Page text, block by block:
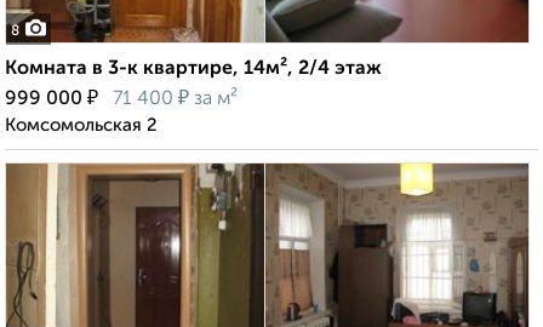
8
Комната в 3-к квартире, 14м², 2/4 этаж
999 000 ₽ 71 400 ₽ за м²
Комсомольская 2